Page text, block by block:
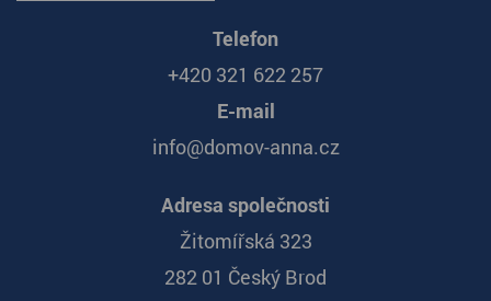
Telefon
+420 321 622 257
E-mail
info@domov-anna.cz
Adresa společnosti
Žitomířská 323
282 01 Český Brod